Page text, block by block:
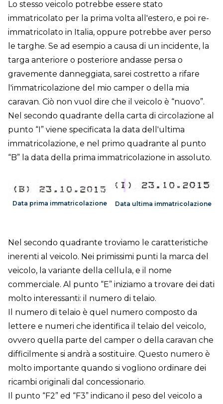
Lo stesso veicolo potrebbe essere stato
immatricolato per la prima volta all'estero, e poi re-
immatricolato in Italia, oppure potrebbe aver perso
le targhe. Se ad esempio a causa di un incidente, la
targa anteriore o posteriore andasse persa o
gravemente danneggiata, sarei costretto a rifare
l'immatricolazione del mio camper o della mia
caravan. Ciò non vuol dire che il veicolo è “nuovo”.
Nel secondo quadrante della carta di circolazione al
punto “I” viene specificata la data dell'ultima
immatricolazione, e nel primo quadrante al punto
“B” la data della prima immatricolazione in assoluto.
Data prima immatricolazione Data ultima immatricolazione
Nel secondo quadrante troviamo le caratteristiche
inerenti al veicolo. Nei primissimi punti la marca del
veicolo, la variante della cellula, e il nome
commerciale. Al punto “E” iniziamo a trovare dei dati
molto interessanti: il numero di telaio.
Il numero di telaio è quel numero composto da
lettere e numeri che identifica il telaio del veicolo,
ovvero quella parte del camper o della caravan che
difficilmente si andrà a sostituire. Questo numero è
molto importante quando si vogliono ordinare dei
ricambi originali dal concessionario.
Il punto “F2” ed “F3” indicano il peso del veicolo a